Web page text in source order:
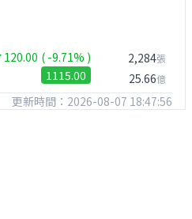
120.00 ( -9.71% )
1115.00
2,284張
25.66億
更新時間：2026-08-07 18:47:56